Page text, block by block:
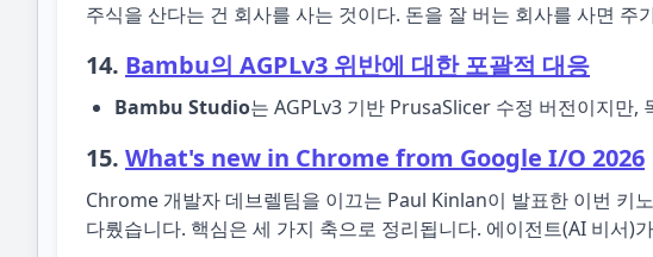
주식을 산다는 건 회사를 사는 것이다. 돈을 잘 버는 회사를 사면
14. Bambu의 AGPLv3 위반에 대한 포괄적 대응
Bambu Studio는 AGPLv3 기반 PrusaSlicer 수정 버전이지만,
15. What's new in Chrome from Google I/O 2026
Chrome 개발자 데브렐팀을 이끄는 Paul Kinlan이 발표한 이번 키
다뤘습니다. 핵심은 세 가지 축으로 정리됩니다. 에이전트(AI 비서)